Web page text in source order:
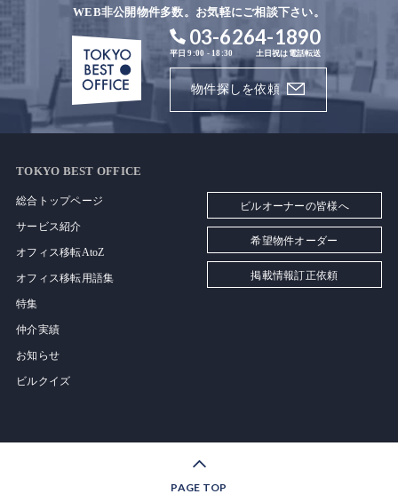
WEB非公開物件多数。お気軽にご相談下さい。
03-6264-1890
平日 9:00 - 18:30 土日祝は電話転送
物件探しを依頼
TOKYO BEST OFFICE
総合トップページ
サービス紹介
オフィス移転AtoZ
オフィス移転用語集
特集
仲介実績
お知らせ
ビルクイズ
ビルオーナーの皆様へ
希望物件オーダー
掲載情報訂正依頼
PAGE TOP